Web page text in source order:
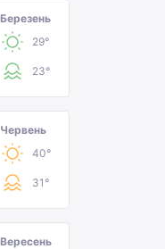
Березень
29°
23°
Червень
40°
31°
Вересень